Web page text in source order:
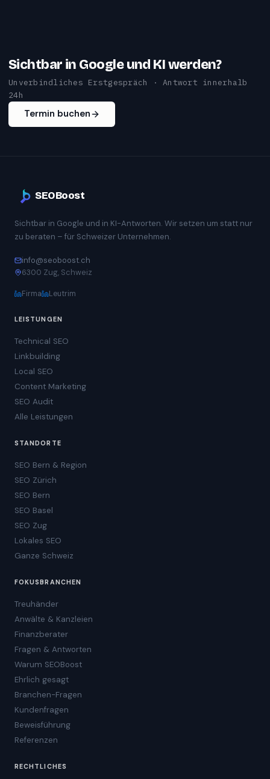
Sichtbar in Google und KI werden?
Unverbindliches Erstgespräch · Antwort innerhalb
24h
Termin buchen
SEOBoost
Sichtbar in Google und in KI-Antworten. Wir setzen um statt nur
zu beraten – für Schweizer Unternehmen.
info@seoboost.ch
6300 Zug, Schweiz
Firma Leutrim
LEISTUNGEN
Technical SEO
Linkbuilding
Local SEO
Content Marketing
SEO Audit
Alle Leistungen
STANDORTE
SEO Bern & Region
SEO Zürich
SEO Bern
SEO Basel
SEO Zug
Lokales SEO
Ganze Schweiz
FOKUSBRANCHEN
Treuhänder
Anwälte & Kanzleien
Finanzberater
Fragen & Antworten
Warum SEOBoost
Ehrlich gesagt
Branchen-Fragen
Kundenfragen
Beweisführung
Referenzen
RECHTLICHES